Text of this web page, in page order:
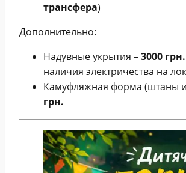
трансфера)
Дополнительно:
Надувные укрытия –3000 грн.
наличия электричества на
Камуфляжная форма (штаны и
грн.